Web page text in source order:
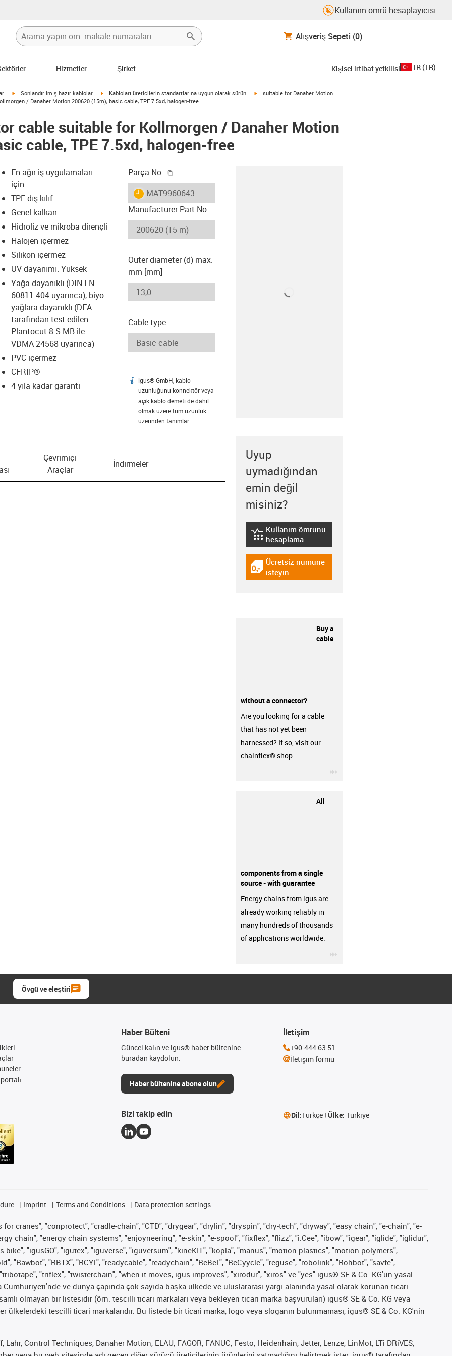
Kullanım ömrü hesaplayıcısı
Alışveriş Sepeti (0)
Hizmetler Şirket Kişisel irtibat yetkilisi TR (TR)
igus-icon-arrow-right
Sonlandırılmış hazır kablolar igus-icon-arrow-right
Kabloları üreticilerin standartlarına uygun olarak sürün igus-icon-arrow-right
suitable for Danaher Motion
/ Danaher Motion 200620 (15m), basic cable, TPE 7.5xd, halogen-free
cable suitable for Kollmorgen / Danaher Motion
cable, TPE 7.5xd, halogen-free
icon-lupe
icon-lupe
En ağır iş uygulamaları
için
TPE dış kılıf
Genel kalkan
Hidroliz ve mikroba dirençli
Halojen içermez
Silikon içermez
UV dayanımı: Yüksek
Yağa dayanıklı (DIN EN
60811-404 uyarınca), biyo
yağlara dayanıklı (DEA
tarafından test edilen
Plantocut 8 S-MB ile
VDMA 24568 uyarınca)
PVC içermez
CFRIP®
4 yıla kadar garanti
Parça No.
igus-icon-lieferzeit
MAT9960643
Manufacturer Part No
Outer diameter (d) max.
mm [mm]
Cable type
igus-icon-info
igus® GmbH, kablo
uzunluğunu konnektör veya
açık kablo demeti de dahil
olmak üzere tüm uzunluk
üzerinden tanımlar.
Çevrimiçi
Araçlar
İndirmeler
Uyup
uymadığından
emin değil
misiniz?
igus-icon-lebensdauerrechner
Kullanım ömrünü
hesaplama
igus-icon-gratismuster
Ücretsiz numune
isteyin
Buy a
cable
without a connector?
Are you looking for a cable
that has not yet been
harnessed? If so, visit our
chainflex® shop.
All
components from a single
source - with guarantee
Energy chains from igus are
already working reliably in
many hundreds of thousands
of applications worldwide.
Övgü ve eleştiri
Haber Bülteni
Güncel kalın ve igus® haber bültenine
buradan kaydolun.
Haber bültenine abone olun
İletişim
+90-444 63 51
İletişim formu
Bizi takip edin Dil:Türkçe Ülke: Türkiye
Imprint Terms and Conditions Data protection settings
cranes", "conprotect", "cradle-chain", "CTD", "drygear", "drylin", "dryspin", "dry-tech", "dryway", "easy chain", "e-chain", "e-
chain", "energy chain systems", "enjoyneering", "e-skin", "e-spool", "fixflex", "flizz", "i.Cee", "ibow", "igear", "iglide", "iglidur",
"igusGO", "igutex", "iguverse", "iguversum", "kineKIT", "kopla", "manus", "motion plastics", "motion polymers",
"RBTX", "RCYL", "readycable", "readychain", "ReBeL", "ReCyycle", "reguse", "robolink", "Rohbot", "savfe",
"triflex", "twisterchain", "when it moves, igus improves", "xirodur", "xiros" ve "yes" igus® SE & Co. KG'un yasal
ve dünya çapında çok sayıda başka ülkede ve uluslararası yargı alanında yasal olarak korunan ticari
olmayan bir listesidir (örn. tescilli ticari markaları veya bekleyen ticari marka başvuruları) igus® SE & Co. KG veya
ülkelerdeki tescilli ticari markalarıdır. Bu listede bir ticari marka, logo veya sloganın bulunmaması, igus® SE & Co. KG'nin
Control Techniques, Danaher Motion, ELAU, FAGOR, FANUC, Festo, Heidenhain, Jetter, Lenze, LinMot, LTi DRiVES,